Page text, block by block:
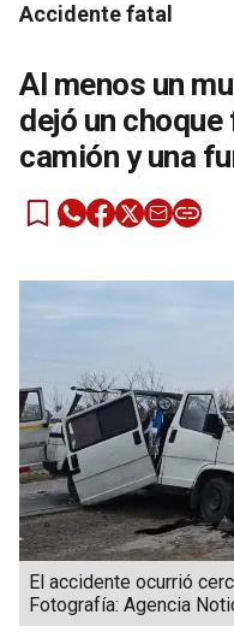
Accidente fatal
Al menos un
dejó un
camión y una
El accidente ocurrió
Fotografía: Agencia